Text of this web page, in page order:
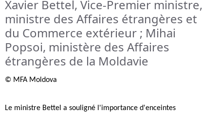
Xavier Bettel, Vice-Premier ministre,
ministre des Affaires étrangères et
du Commerce extérieur ; Mihai
Popsoi, ministère des Affaires
étrangères de la Moldavie
© MFA Moldova
Le ministre Bettel a souligné l'importance d'enceintes